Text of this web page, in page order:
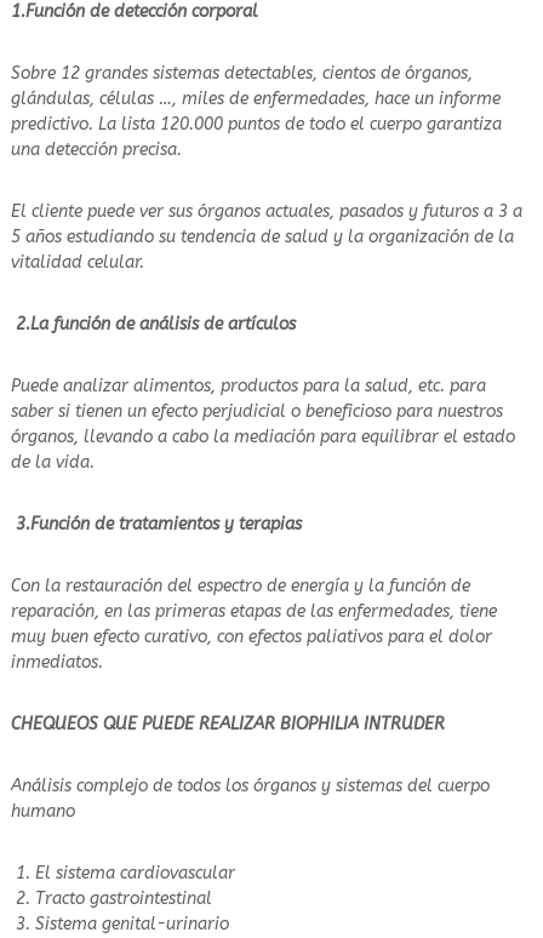
1.Función de detección corporal
Sobre 12 grandes sistemas detectables, cientos de órganos,
glándulas, células …, miles de enfermedades, hace un informe
predictivo. La lista 120.000 puntos de todo el cuerpo garantiza
una detección precisa.
El cliente puede ver sus órganos actuales, pasados y futuros a 3 a
5 años estudiando su tendencia de salud y la organización de la
vitalidad celular.
2.La función de análisis de artículos
Puede analizar alimentos, productos para la salud, etc. para
saber si tienen un efecto perjudicial o beneficioso para nuestros
órganos, llevando a cabo la mediación para equilibrar el estado
de la vida.
3.Función de tratamientos y terapias
Con la restauración del espectro de energía y la función de
reparación, en las primeras etapas de las enfermedades, tiene
muy buen efecto curativo, con efectos paliativos para el dolor
inmediatos.
CHEQUEOS QUE PUEDE REALIZAR BIOPHILIA INTRUDER
Análisis complejo de todos los órganos y sistemas del cuerpo
humano
El sistema cardiovascular
Tracto gastrointestinal
Sistema genital-urinario